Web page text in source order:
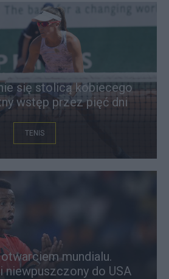
się stolicą kobiecego
wstęp przez pięć dni
TENIS
mundialu.
niewpuszczony do USA